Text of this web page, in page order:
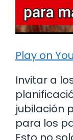
Play on
Invitar a
jubilación
para los